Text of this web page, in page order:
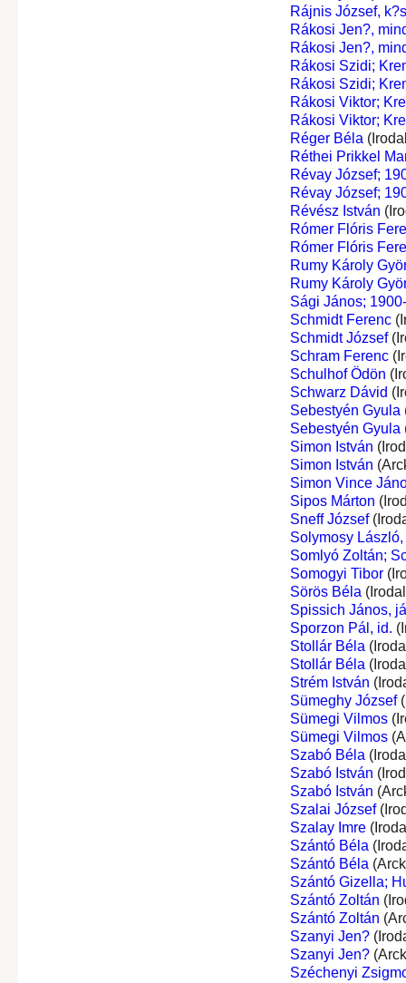
Rájnis József,
Rákosi Jen?,
Rákosi Jen?,
Rákosi Szidi;
Rákosi Szidi;
Rákosi Viktor;
Rákosi Viktor;
Réger Béla
Réthei Prikkel
Révay József;
Révay József;
Révész István
Rómer Flóris
Rómer Flóris
Rumy Károly
Rumy Károly
Sági János;
Schmidt Ferenc
Schmidt József
Schram Ferenc
Schulhof Ödön
Schwarz Dávid
Sebestyén Gyula
Sebestyén Gyula
Simon István
Simon István
Simon Vince
Sipos Márton
Sneff József
Solymosy
Somlyó Zoltán;
Somogyi Tibor
Sörös Béla
Spissich János,
Sporzon Pál, id.
Stollár Béla
Stollár Béla
Strém István
Sümeghy József
Sümegi Vilmos
Sümegi Vilmos
Szabó Béla
Szabó István
Szabó István
Szalai József
Szalay Imre
Szántó Béla
Szántó Béla
Szántó Gizella;
Szántó Zoltán
Szántó Zoltán
Szanyi Jen?
Szanyi Jen?
Széchenyi